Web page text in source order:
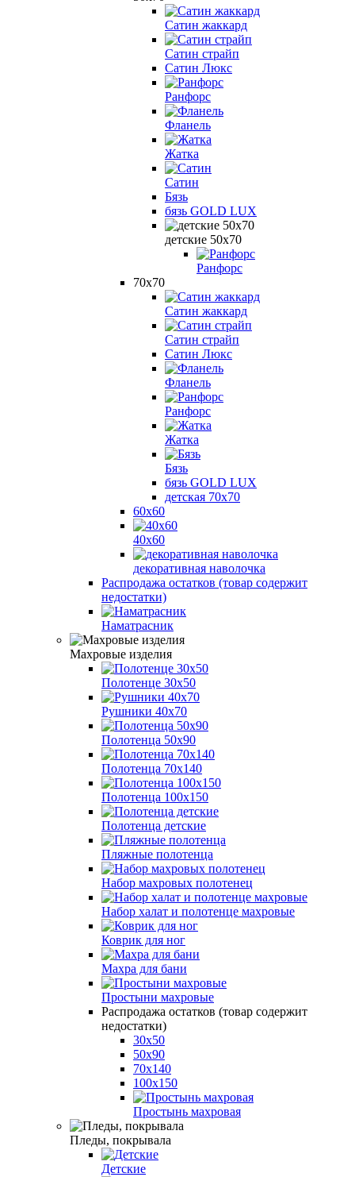
Сатин жаккард
Сатин страйп
Сатин Люкс
Ранфорс
Фланель
Жатка
Сатин
Бязь
бязь GOLD LUX
детские 50х70
Ранфорс
70х70
Сатин жаккард
Сатин страйп
Сатин Люкс
Фланель
Ранфорс
Жатка
Бязь
бязь GOLD LUX
детская 70х70
60х60
40х60
декоративная наволочка
Распродажа остатков (товар содержит
недостатки)
Наматрасник
Махровые изделия
Полотенце 30х50
Рушники 40х70
Полотенца 50х90
Полотенца 70х140
Полотенца 100х150
Полотенца детские
Пляжные полотенца
Набор махровых полотенец
Набор халат и полотенце махровые
Коврик для ног
Махра для бани
Простыни махровые
Распродажа остатков (товар содержит
недостатки)
30х50
50х90
70х140
100х150
Простынь махровая
Пледы, покрывала
Детские